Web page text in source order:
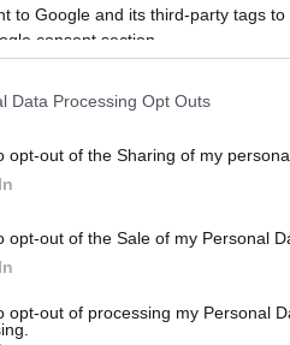
to Google and its third-party tags
consent section.
Data Processing Opt Outs
opt-out of the Sharing of my
opt-out of the Sale of my Personal
opt-out of processing my Personal